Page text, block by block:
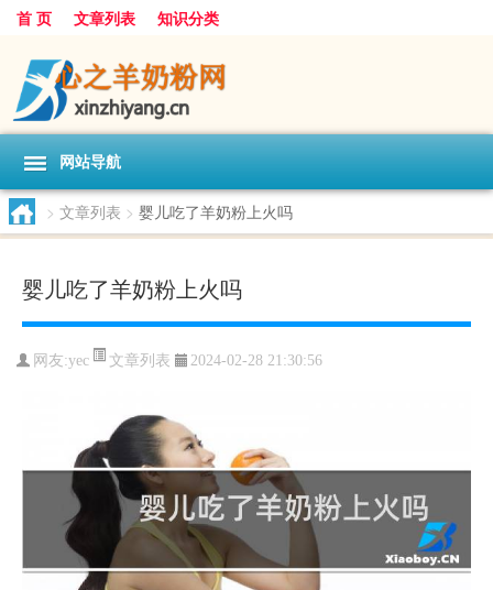
首 页 文章列表 知识分类
网站导航
> 文章列表 > 婴儿吃了羊奶粉上火吗
婴儿吃了羊奶粉上火吗
网友:yec 文章列表 2024-02-28 21:30:56